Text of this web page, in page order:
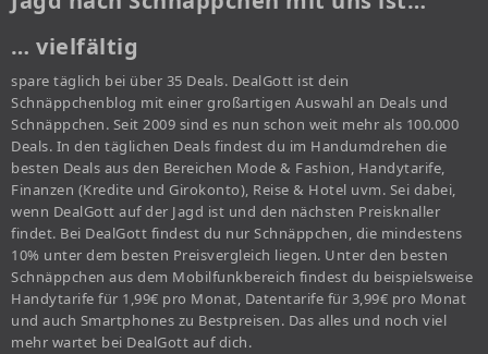
… vielfältig
spare täglich bei über 35 Deals. DealGott ist dein
Schnäppchenblog mit einer großartigen Auswahl an Deals und
Schnäppchen. Seit 2009 sind es nun schon weit mehr als 100.000
Deals. In den täglichen Deals findest du im Handumdrehen die
besten Deals aus den Bereichen Mode & Fashion, Handytarife,
Finanzen (Kredite und Girokonto), Reise & Hotel uvm. Sei dabei,
wenn DealGott auf der Jagd ist und den nächsten Preisknaller
findet. Bei DealGott findest du nur Schnäppchen, die mindestens
10% unter dem besten Preisvergleich liegen. Unter den besten
Schnäppchen aus dem Mobilfunkbereich findest du beispielsweise
Handytarife für 1,99€ pro Monat, Datentarife für 3,99€ pro Monat
und auch Smartphones zu Bestpreisen. Das alles und noch viel
mehr wartet bei DealGott auf dich.